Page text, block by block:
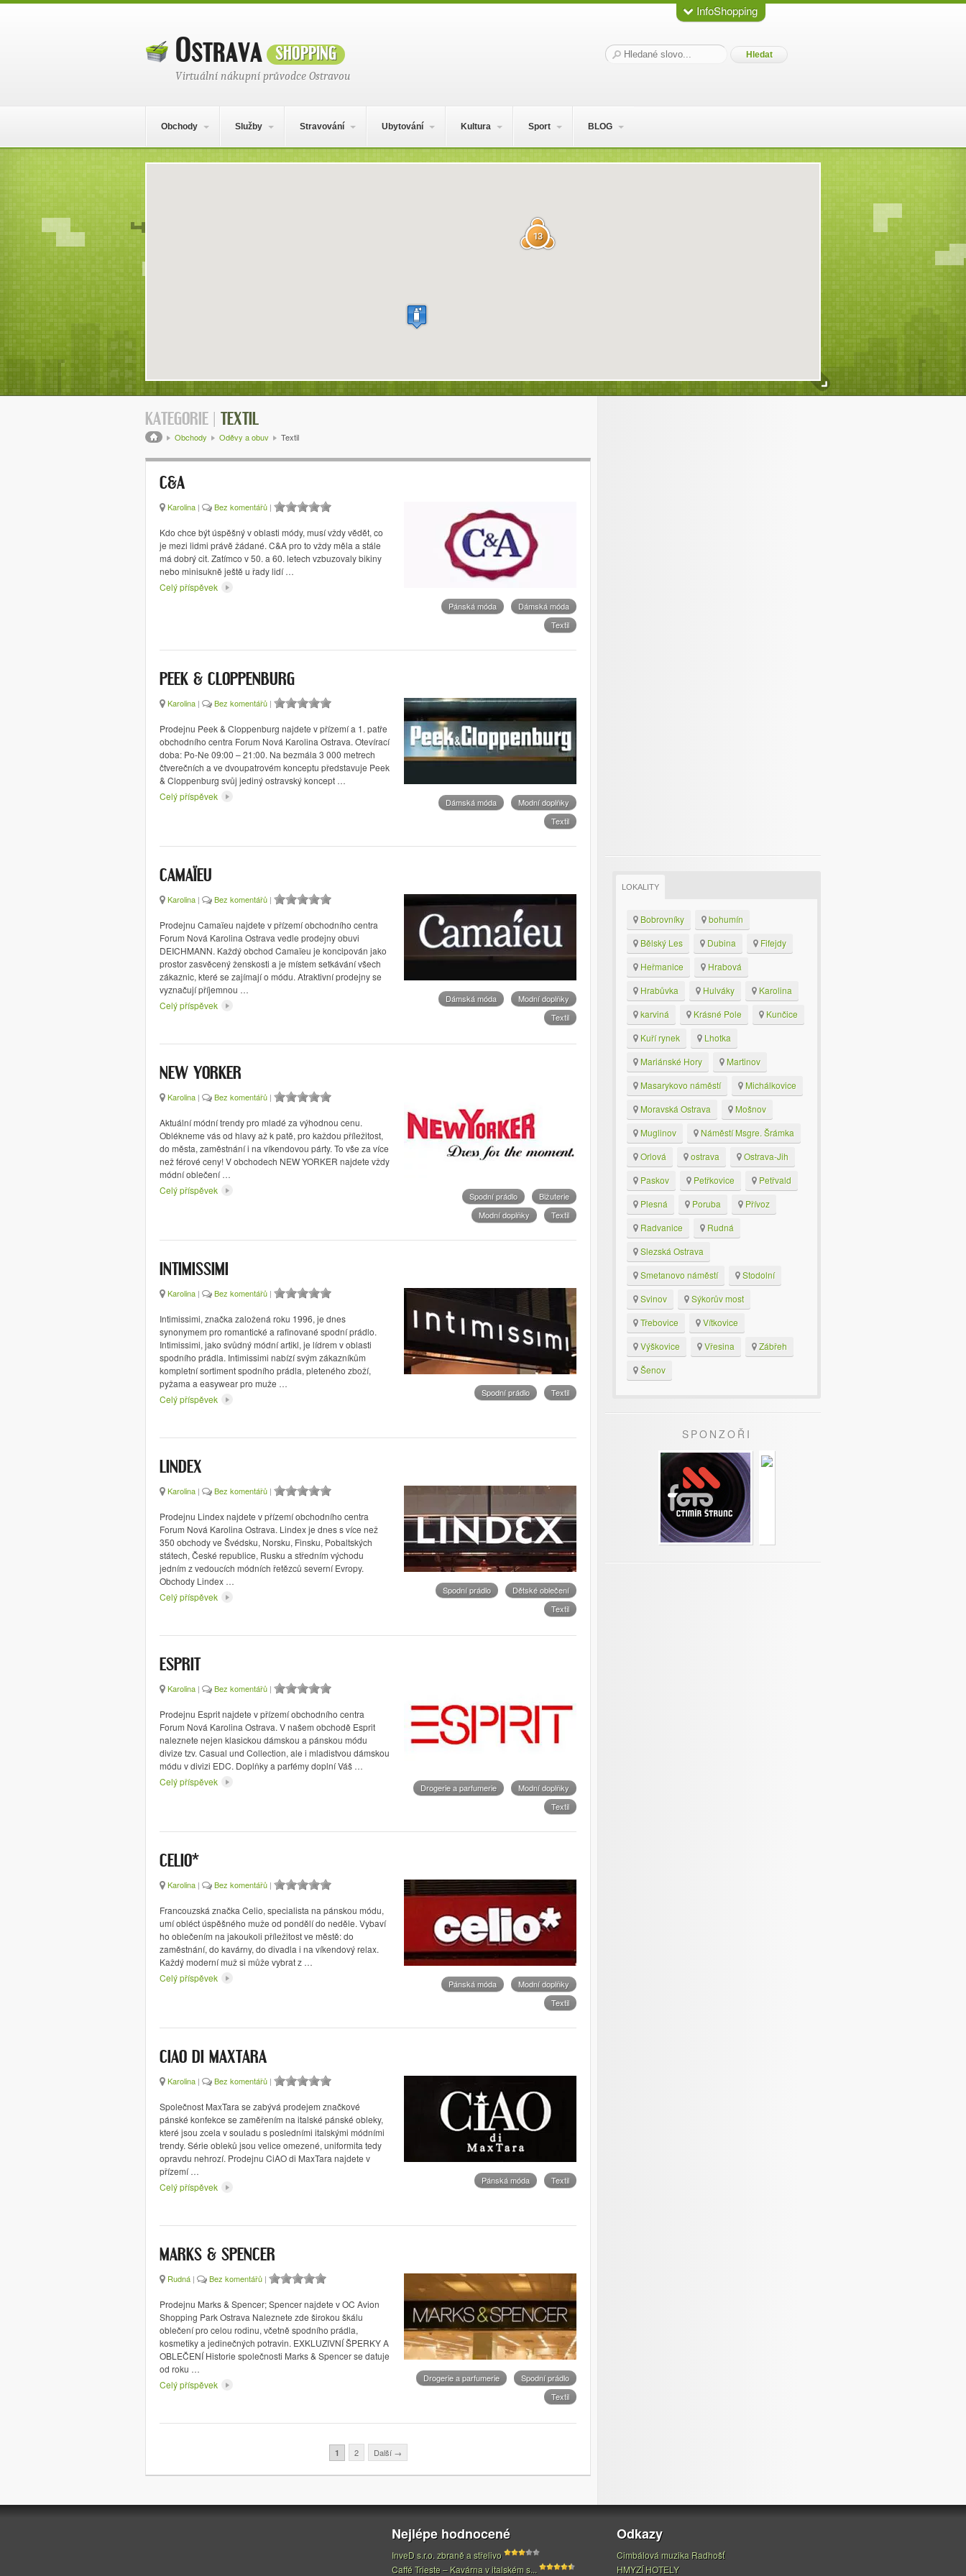
Ostravashopping
Virtuální nákupní průvodce Ostravou
Hledat:
Obchody Služby Stravování Ubytování Kultura Sport BLOG
Mapa obsahu
13
KATEGORIE | TEXTIL
Drobečková navigace
Obchody Oděvy a obuv Textil
C&A
Pánská móda
Dámská móda
Textil
Karolina | Bez komentářů |
Kdo chce být úspěšný v oblasti módy, musí vždy vědět, co
je mezi lidmi právě žádané. C&A pro to vždy měla a stále
má dobrý cit. Zatímco v 50. a 60. letech vzbuzovaly bikiny
nebo minisukně ještě u řady lidí …
Celý příspěvek
PEEK & CLOPPENBURG
Dámská móda
Modní doplňky
Textil
Karolina | Bez komentářů |
Prodejnu Peek & Cloppenburg najdete v přízemí a 1. patře
obchodního centra Forum Nová Karolina Ostrava. Otevírací
doba: Po-Ne 09:00 – 21:00. Na bezmála 3 000 metrech
čtverečních a ve dvoupatrovém konceptu představuje Peek
& Cloppenburg svůj jediný ostravský koncept …
Celý příspěvek
CAMAÏEU
Dámská móda
Modní doplňky
Textil
Karolina | Bez komentářů |
Prodejnu Camaïeu najdete v přízemí obchodního centra
Forum Nová Karolina Ostrava vedle prodejny obuvi
DEICHMANN. Každý obchod Camaïeu je koncipován jako
prostor zasvěcený ženskosti a je místem setkávání všech
zákaznic, které se zajímají o módu. Atraktivní prodejny se
vyznačují příjemnou …
Celý příspěvek
NEW YORKER
Spodní prádlo
Bižuterie
Modní doplňky
Textil
Karolina | Bez komentářů |
Aktuální módní trendy pro mladé za výhodnou cenu.
Oblékneme vás od hlavy až k patě, pro každou příležitost,
do města, zaměstnání i na víkendovou párty. To vše za více
než férové ceny! V obchodech NEW YORKER najdete vždy
módní oblečení …
Celý příspěvek
INTIMISSIMI
Spodní prádlo Textil
Karolina | Bez komentářů |
Intimissimi, značka založená roku 1996, je dnes
synonymem pro romantické a rafinované spodní prádlo.
Intimissimi, jako svůdný módní artikl, je lídrem v oblasti
spodního prádla. Intimissimi nabízí svým zákazníkům
kompletní sortiment spodního prádla, pleteného zboží,
pyžama a easywear pro muže …
Celý příspěvek
LINDEX
Spodní prádlo
Dětské oblečení
Textil
Karolina | Bez komentářů |
Prodejnu Lindex najdete v přízemí obchodního centra
Forum Nová Karolina Ostrava. Lindex je dnes s více než
350 obchody ve Švédsku, Norsku, Finsku, Pobaltských
státech, České republice, Rusku a středním východu
jedním z vedoucích módních řetězců severní Evropy.
Obchody Lindex …
Celý příspěvek
ESPRIT
Drogerie a parfumerie
Modní doplňky
Textil
Karolina | Bez komentářů |
Prodejnu Esprit najdete v přízemí obchodního centra
Forum Nová Karolina Ostrava. V našem obchodě Esprit
naleznete nejen klasickou dámskou a pánskou módu
divize tzv. Casual und Collection, ale i mladistvou dámskou
módu v divizi EDC. Doplňky a parfémy doplní Váš …
Celý příspěvek
CELIO*
Pánská móda
Modní doplňky
Textil
Karolina | Bez komentářů |
Francouzská značka Celio, specialista na pánskou módu,
umí obléct úspěšného muže od pondělí do neděle. Vybaví
ho oblečením na jakoukoli příležitost ve městě: do
zaměstnání, do kavárny, do divadla i na víkendový relax.
Každý moderní muž si může vybrat z …
Celý příspěvek
CIAO DI MAXTARA
Pánská móda Textil
Karolina | Bez komentářů |
Společnost MaxTara se zabývá prodejem značkové
pánské konfekce se zaměřením na italské pánské obleky,
které jsou zcela v souladu s posledními italskými módními
trendy. Série obleků jsou velice omezené, uniformita tedy
opravdu nehrozí. Prodejnu CiAO di MaxTara najdete v
přízemí …
Celý příspěvek
MARKS & SPENCER
Drogerie a parfumerie
Spodní prádlo
Textil
Rudná | Bez komentářů |
Prodejnu Marks & Spencer; Spencer najdete v OC Avion
Shopping Park Ostrava Naleznete zde širokou škálu
oblečení pro celou rodinu, včetně spodního prádla,
kosmetiky a jedinečných potravin. EXKLUZIVNÍ ŠPERKY A
OBLEČENÍ Historie společnosti Marks & Spencer se datuje
od roku …
Celý příspěvek
1 2 Další →
LOKALITY
Bobrovníky
bohumín
Bělský Les
Dubina
Fifejdy
Heřmanice
Hrabová
Hrabůvka
Hulváky
Karolina
karviná
Krásné Pole
Kunčice
Kuří rynek
Lhotka
Mariánské Hory
Martinov
Masarykovo náměstí
Michálkovice
Moravská Ostrava
Mošnov
Muglinov
Náměstí Msgre. Šrámka
Orlová
ostrava
Ostrava-Jih
Paskov
Petřkovice
Petřvald
Plesná
Poruba
Přívoz
Radvanice
Rudná
Slezská Ostrava
Smetanovo náměstí
Stodolní
Svinov
Sýkorův most
Třebovice
Vítkovice
Výškovice
Vřesina
Zábřeh
Šenov
SPONZOŘI
Nejlépe hodnocené
InveD s.r.o. zbraně a střelivo
Caffé Trieste – Kavárna v italském s...
Odkazy
Cimbálová muzika Radhošť
HMYZÍ HOTELY
InfoShopping